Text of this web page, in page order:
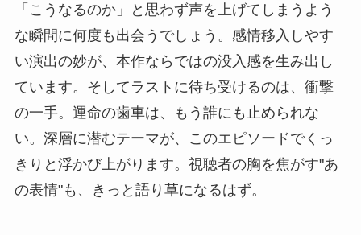
「こうなるのか」と思わず声を上げてしまうよう
な瞬間に何度も出会うでしょう。感情移入しやす
い演出の妙が、本作ならではの没入感を生み出し
ています。そしてラストに待ち受けるのは、衝撃
の一手。運命の歯車は、もう誰にも止められな
い。深層に潜むテーマが、このエピソードでくっ
きりと浮かび上がります。視聴者の胸を焦がす"あ
の表情"も、きっと語り草になるはず。